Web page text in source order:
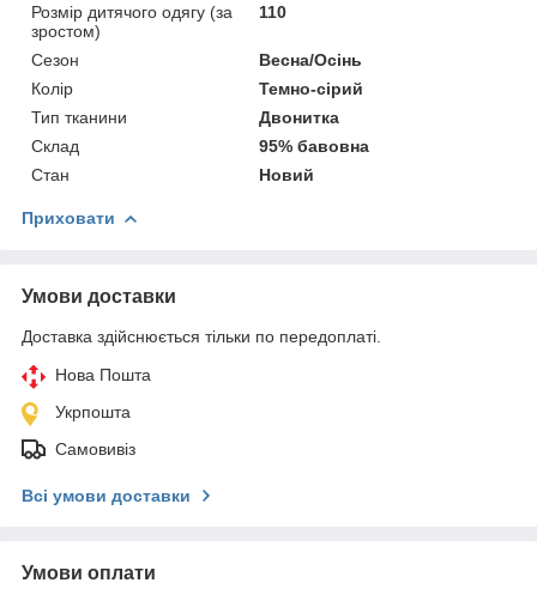
Розмір дитячого одягу (за
зростом)
110
Сезон
Весна/Осінь
Колір
Темно-сірий
Тип тканини
Двонитка
Склад
95% бавовна
Стан
Новий
Приховати
Умови доставки
Доставка здійснюється тільки по передоплаті.
Нова Пошта
Укрпошта
Самовивіз
Всі умови доставки
Умови оплати